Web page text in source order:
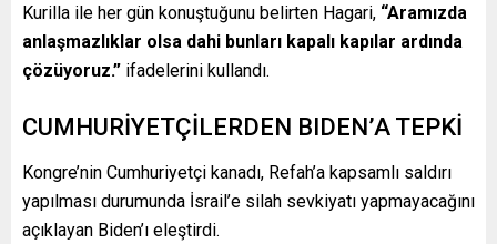
Kurilla ile her gün konuştuğunu belirten Hagari, “Aramızda
anlaşmazlıklar olsa dahi bunları kapalı kapılar ardında
çözüyoruz.” ifadelerini kullandı.
CUMHURİYETÇİLERDEN BIDEN’A TEPKİ
Kongre’nin Cumhuriyetçi kanadı, Refah’a kapsamlı saldırı
yapılması durumunda İsrail’e silah sevkiyatı yapmayacağını
açıklayan Biden’ı eleştirdi.